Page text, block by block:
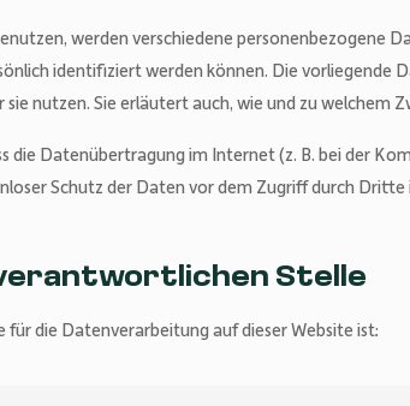
werden verschiedene personenbezogene
identifiziert werden können. Die vorliegende
nutzen. Sie erläutert auch, wie und zu welchem
die Datenübertragung im Internet (z. B. bei der
Schutz der Daten vor dem Zugriff durch
Stelle
für die Datenverarbeitung auf dieser Website ist: